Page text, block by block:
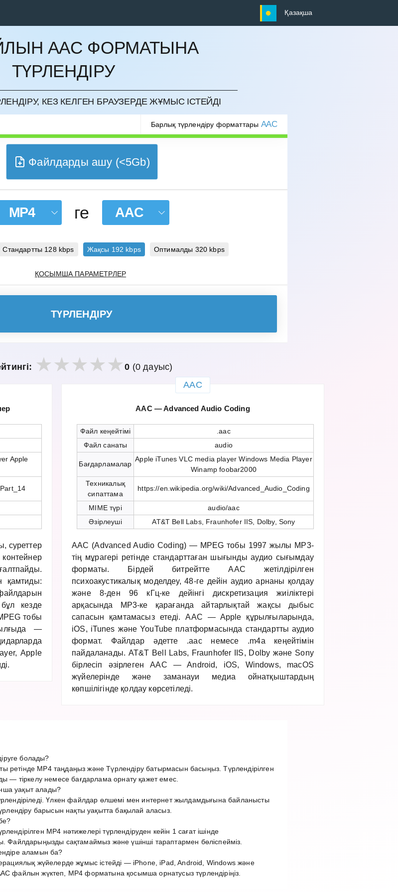
Қазақша
AAC ФОРМАТЫНА
ТҮРЛЕНДІРУ
КЕЗ КЕЛГЕН БРАУЗЕРДЕ ЖҰМЫС ІСТЕЙДІ
Барлық түрлендіру форматтары AAC
Файлдарды ашу (<5Gb)
MP4 ге AAC
Стандартты 128 kbps Жақсы 192 kbps Оптималды 320 kbps
ҚОСЫМША ПАРАМЕТРЛЕР
ТҮРЛЕНДІРУ
0 (0 дауыс)
Apple
суреттер
қамтиды:
кезде
тобы
—
Apple
AAC
AAC — Advanced Audio Coding
Файл кеңейтімі
.aac
Файл санаты
audio
Бағдарламалар
Apple iTunes VLC media player Windows Media Player
Winamp foobar2000
Техникалық
сипаттама
https://en.wikipedia.org/wiki/Advanced_Audio_Coding
MIME түрі
audio/aac
Әзірлеуші
AT&T Bell Labs, Fraunhofer IIS, Dolby, Sony
AAC (Advanced Audio Coding) — MPEG тобы 1997 жылы MP3-
тің мұрагері ретінде стандарттаған шығынды аудио сығымдау
форматы. Бірдей битрейтте AAC жетілдірілген
психоакустикалық моделдеу, 48-ге дейін аудио арнаны қолдау
және 8-ден 96 кГц-ке дейінгі дискретизация жиіліктері
арқасында MP3-ке қарағанда айтарлықтай жақсы дыбыс
сапасын қамтамасыз етеді. AAC — Apple құрылғыларында,
iOS, iTunes және YouTube платформасында стандартты аудио
формат. Файлдар әдетте .aac немесе .m4a кеңейтімін
пайдаланады. AT&T Bell Labs, Fraunhofer IIS, Dolby және Sony
бірлесіп әзірлеген AAC — Android, iOS, Windows, macOS
жүйелерінде және заманауи медиа ойнатқыштардың
көпшілігінде қолдау көрсетіледі.
болады?
MP4 таңдаңыз және Түрлендіру батырмасын басыңыз. Түрлендірілген
— тіркелу немесе бағдарлама орнату қажет емес.
уақыт алады?
Үлкен файлдар өлшемі мен интернет жылдамдығына байланысты
барысын нақты уақытта бақылай аласыз.
MP4 нәтижелері түрлендіруден кейін 1 сағат ішінде
Файлдарыңызды сақтамаймыз және үшінші тараптармен бөліспейміз.
аламын ба?
жүйелерде жұмыс істейді — iPhone, iPad, Android, Windows және
файлын жүктеп, MP4 форматына қосымша орнатусыз түрлендіріңіз.